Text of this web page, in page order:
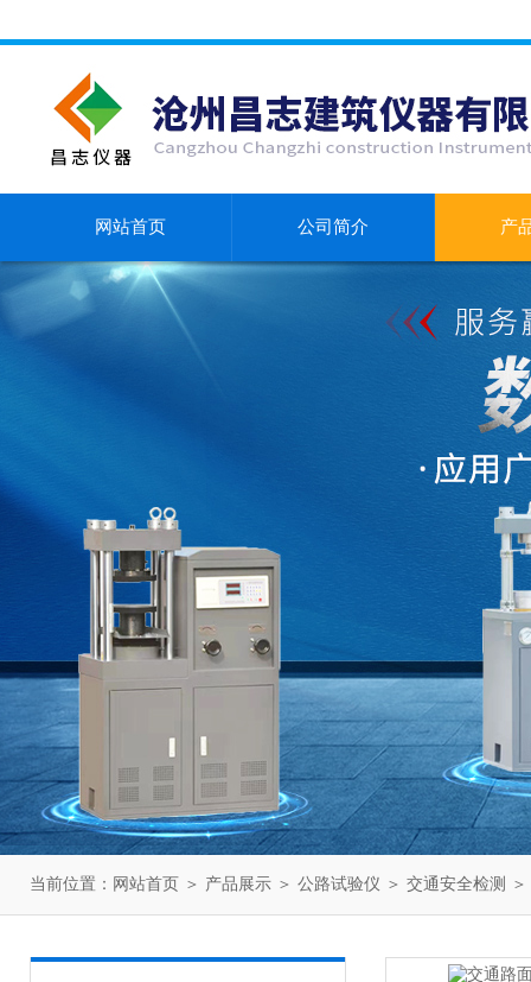
网站首页 公司简介 产
当前位置： 网站首页 ＞ 产品展示 ＞ 公路试验仪 ＞ 交通安全检测